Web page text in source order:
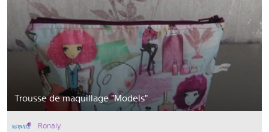
Trousse de maquillage "Models"
Ronaly